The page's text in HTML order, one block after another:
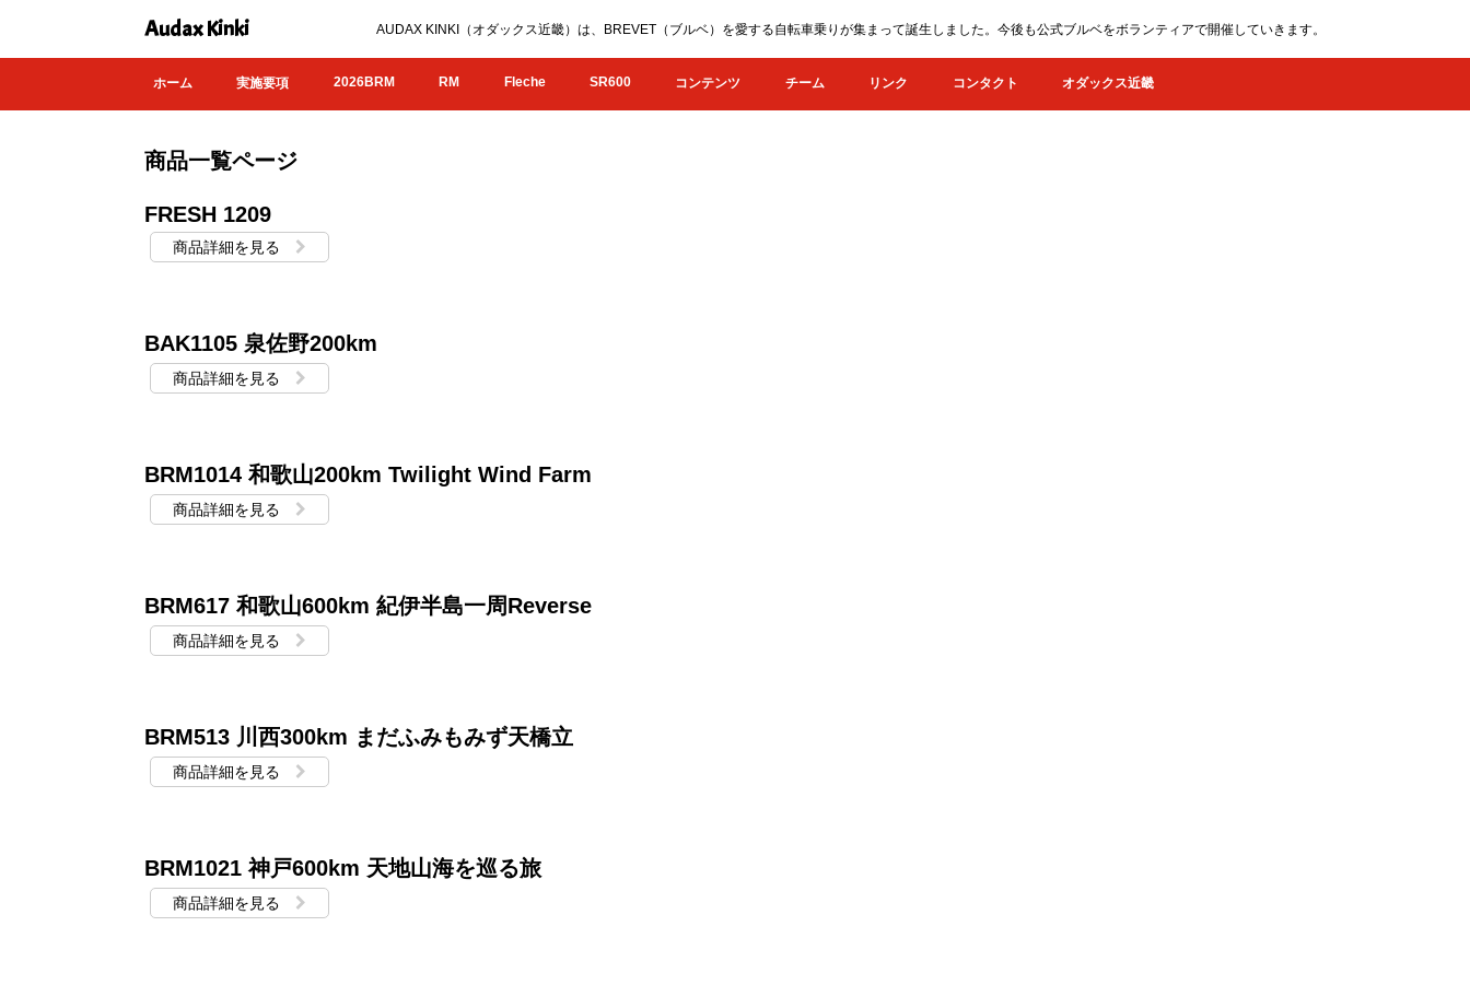
Audax Kinki AUDAX KINKI（オダックス近畿）は、BREVET（ブルベ）を愛する自転車乗りが集まって誕生しました。今後も公式ブルベをボランティアで開催していきます。
ホーム 実施要項 2026BRM RM Fleche SR600 コンテンツ チーム リンク コンタクト オダックス近畿
商品一覧ページ
FRESH 1209
商品詳細を見る
BAK1105 泉佐野200km
商品詳細を見る
BRM1014 和歌山200km Twilight Wind Farm
商品詳細を見る
BRM617 和歌山600km 紀伊半島一周Reverse
商品詳細を見る
BRM513 川西300km まだふみもみず天橋立
商品詳細を見る
BRM1021 神戸600km 天地山海を巡る旅
商品詳細を見る